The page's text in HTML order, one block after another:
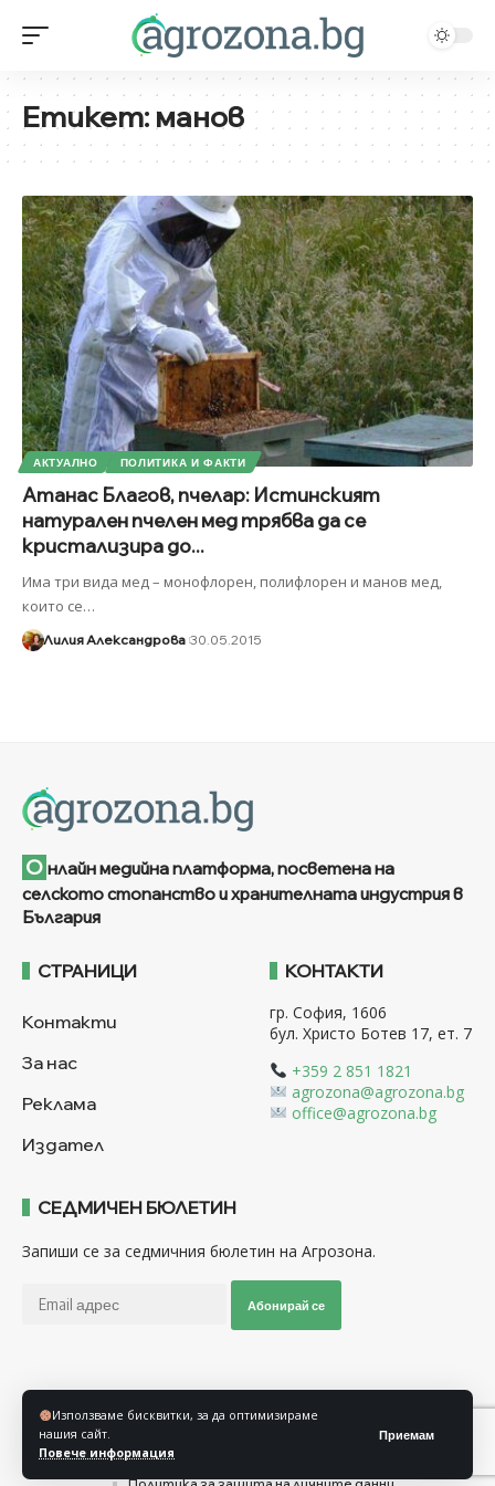
Използваме бисквитки, за да оптимизираме
нашия сайт.
Повече информация
Приемам
Етикет:манов
АКТУАЛНО ПОЛИТИКА И ФАКТИ
Атанас Благов, пчелар: Истинският
натурален пчелен мед трябва да се
кристализира до...
Има три вида мед – монофлорен, полифлорен и манов мед,
които се…
Лилия Александрова 30.05.2015
О нлайн медийна платформа, посветена на
селското стопанство и хранителната индустрия в
България
СТРАНИЦИ
Контакти
За нас
Реклама
Издател
КОНТАКТИ
гр. София, 1606
бул. Христо Ботев 17, ет. 7
+359 2 851 1821
agrozona@agrozona.bg
office@agrozona.bg
СЕДМИЧЕН БЮЛЕТИН
Запиши се за седмичния бюлетин на Агрозона.
Абонирай се
Общи условия
Политика за използване на “Бисквитки”